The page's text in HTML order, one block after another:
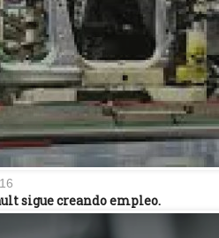
sigue creando empleo.